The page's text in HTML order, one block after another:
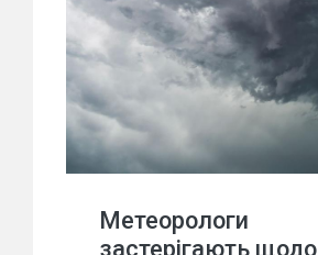
Метеорологи
застерігають щодо